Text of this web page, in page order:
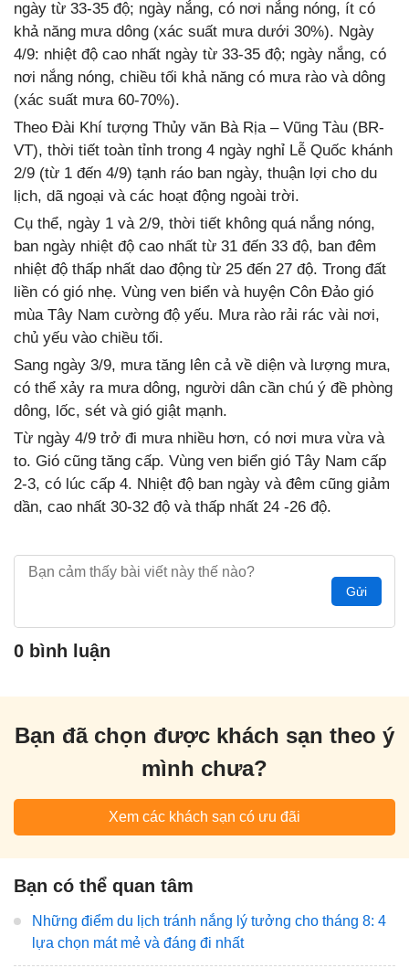
ngày từ 33-35 độ; ngày nắng, có nơi nắng nóng, ít có
khả năng mưa dông (xác suất mưa dưới 30%). Ngày
4/9: nhiệt độ cao nhất ngày từ 33-35 độ; ngày nắng, có
nơi nắng nóng, chiều tối khả năng có mưa rào và dông
(xác suất mưa 60-70%).
Theo Đài Khí tượng Thủy văn Bà Rịa – Vũng Tàu (BR-
VT), thời tiết toàn tỉnh trong 4 ngày nghỉ Lễ Quốc khánh
2/9 (từ 1 đến 4/9) tạnh ráo ban ngày, thuận lợi cho du
lịch, dã ngoại và các hoạt động ngoài trời.
Cụ thể, ngày 1 và 2/9, thời tiết không quá nắng nóng,
ban ngày nhiệt độ cao nhất từ 31 đến 33 độ, ban đêm
nhiệt độ thấp nhất dao động từ 25 đến 27 độ. Trong đất
liền có gió nhẹ. Vùng ven biển và huyện Côn Đảo gió
mùa Tây Nam cường độ yếu. Mưa rào rải rác vài nơi,
chủ yếu vào chiều tối.
Sang ngày 3/9, mưa tăng lên cả về diện và lượng mưa,
có thể xảy ra mưa dông, người dân cần chú ý đề phòng
dông, lốc, sét và gió giật mạnh.
Từ ngày 4/9 trở đi mưa nhiều hơn, có nơi mưa vừa và
to. Gió cũng tăng cấp. Vùng ven biển gió Tây Nam cấp
2-3, có lúc cấp 4. Nhiệt độ ban ngày và đêm cũng giảm
dần, cao nhất 30-32 độ và thấp nhất 24 -26 độ.
Gửi
0 bình luận
Bạn đã chọn được khách sạn theo ý
mình chưa?
Xem các khách sạn có ưu đãi
Bạn có thể quan tâm
Những điểm du lịch tránh nắng lý tưởng cho tháng 8: 4
lựa chọn mát mẻ và đáng đi nhất